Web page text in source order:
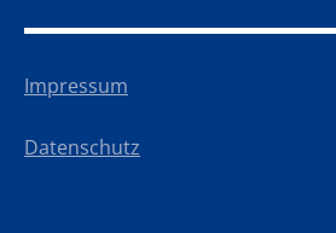
Impressum
Datenschutz